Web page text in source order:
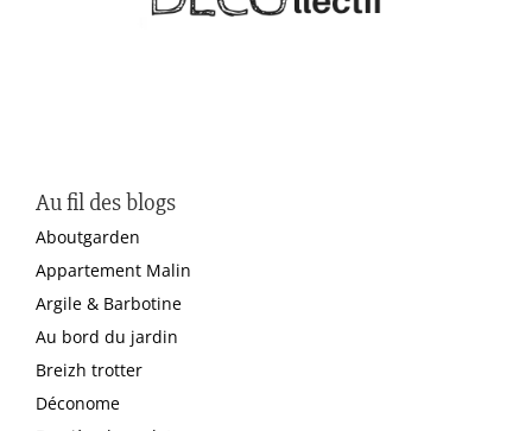
Au fil des blogs
Aboutgarden
Appartement Malin
Argile & Barbotine
Au bord du jardin
Breizh trotter
Déconome